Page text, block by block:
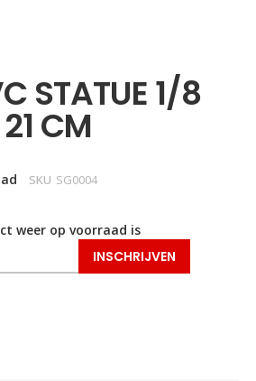
STATUE 1/8
CM
SKU SG0004
weer op voorraad is
INSCHRIJVEN